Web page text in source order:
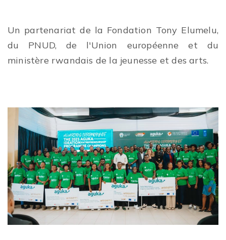
Un partenariat de la Fondation Tony Elumelu,
du PNUD, de l'Union européenne et du
ministère rwandais de la jeunesse et des arts.